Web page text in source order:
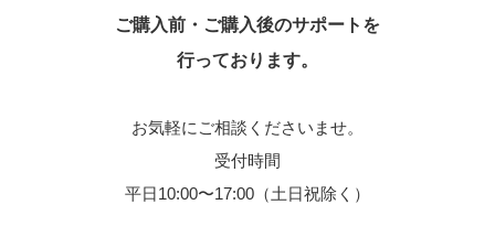
ご購入前・ご購入後のサポートを
行っております。
お気軽にご相談くださいませ。
受付時間
平日10:00〜17:00（土日祝除く）